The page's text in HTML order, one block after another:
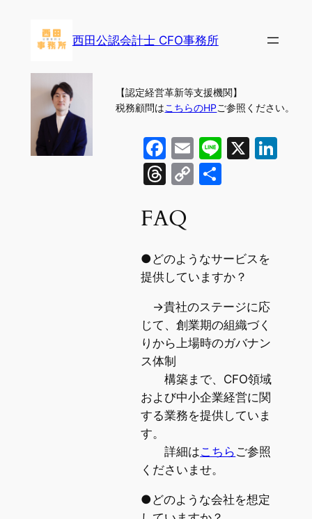
西田公認会計士 CFO事務所
【認定経営革新等支援機関】
税務顧問はこちらのHPご参照ください。
Facebook
Email
Line
X
Threads
Copy
FAQ
●どのようなサービスを
提供していますか？
→貴社のステージに応
じて、創業期の組織づく
りから上場時のガバナン
ス体制
構築まで、CFO領域
および中小企業経営に関
する業務を提供していま
す。
詳細はこちら ご参照
くださいませ。
●どのような会社を想定